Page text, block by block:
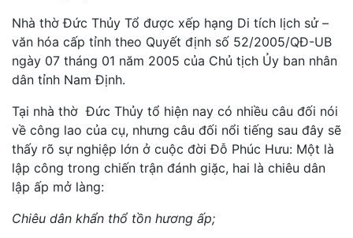
Nhà thờ Đức Thủy Tổ được xếp hạng Di tích lịch sử –
văn hóa cấp tỉnh theo Quyết định số 52/2005/QĐ-UB
ngày 07 tháng 01 năm 2005 của Chủ tịch Ủy ban nhân
dân tỉnh Nam Định.
Tại nhà thờ Đức Thủy tổ hiện nay có nhiều câu đối nói
về công lao của cụ, nhưng câu đối nổi tiếng sau đây sẽ
thấy rõ sự nghiệp lớn ở cuộc đời Đỗ Phúc Hưu: Một là
lập công trong chiến trận đánh giặc, hai là chiêu dân
lập ấp mở làng:
Chiêu dân khẩn thổ tồn hương ấp;